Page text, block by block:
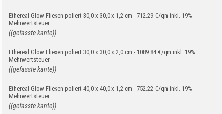
Ethereal Glow Fliesen poliert 30,0 x 30,0 x 1,2 cm - 712.29 €/qm inkl. 19%
Mehrwertsteuer
((gefasste kante))
Ethereal Glow Fliesen poliert 30,0 x 30,0 x 2,0 cm - 1089.84 €/qm inkl. 19%
Mehrwertsteuer
((gefasste kante))
Ethereal Glow Fliesen poliert 40,0 x 40,0 x 1,2 cm - 752.22 €/qm inkl. 19%
Mehrwertsteuer
((gefasste kante))